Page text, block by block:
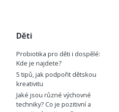
Děti
Probiotika pro děti i dospělé:
Kde je najdete?
5 tipů, jak podpořit dětskou
kreativitu
Jaké jsou různé výchovné
techniky? Co je pozitivní a